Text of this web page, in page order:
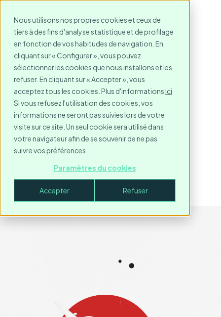
Nous utilisons nos propres cookies et ceux de
tiers à des fins d'analyse statistique et de profilage
en fonction de vos habitudes de navigation. En
cliquant sur « Configurer », vous pouvez
sélectionner les cookies que nous installons et les
refuser. En cliquant sur « Accepter », vous
acceptez tous les cookies. Plus d'informationsici
Si vous refusez l'utilisation des cookies, vos
informations ne seront pas suivies lors de votre
visite sur ce site. Un seul cookie sera utilisé dans
votre navigateur afin de se souvenir de ne pas
suivre vos préférences.
Paramètres du cookies
Accepter Refuser
Où séjourner à Osaka
pendant l'Expo 2025
June 17, 2025
minute read